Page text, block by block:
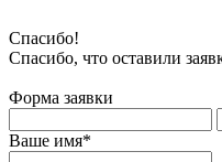
Спасибо!
Спасибо, что оставили
Форма заявки
Ваше имя*